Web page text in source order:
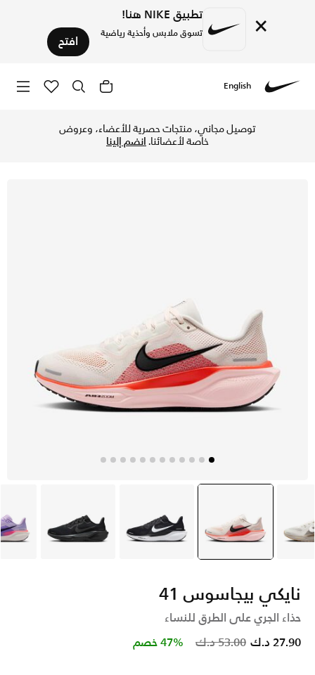
× تطبيق NIKE هنا!
تسوق ملابس وأحذية رياضية افتح
English
توصيل مجاني، منتجات حصرية للأعضاء، وعروض
خاصة لأعضائنا.انضم إلينا
رمادي selected
وردي أسود أسود
نايكي بيجاسوس 41
حذاء الجري على الطرق للنساء
Price reduced from
53.00 د.ك to 27.90 د.ك 47% خصم